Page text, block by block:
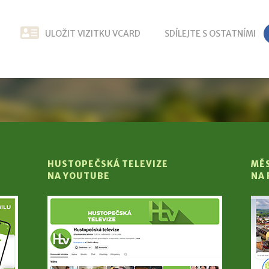
ULOŽIT VIZITKU VCARD SDÍLEJTE S OSTATNÍMI
HUSTOPEČSKÁ TELEVIZE
NA YOUTUBE
NA